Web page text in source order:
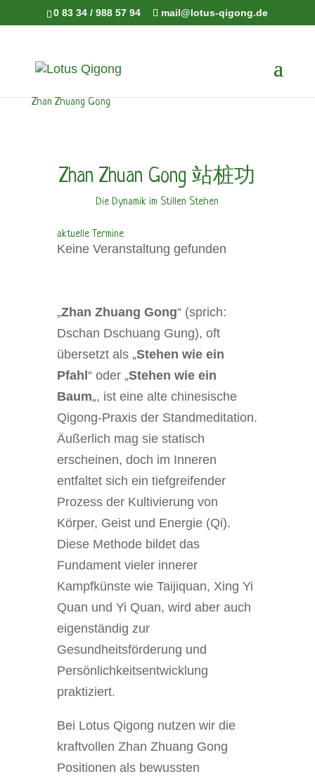
0 83 34 / 988 57 94 mail@lotus-qigong.de
Zhan Zhuang Gong
Zhan Zhuan Gong 站桩功
Die Dynamik im Stillen Stehen
aktuelle Termine
Keine Veranstaltung gefunden
„Zhan Zhuang Gong“ (sprich:
Dschan Dschuang Gung), oft
übersetzt als „Stehen wie ein
Pfahl “ oder „Stehen wie ein
Baum„, ist eine alte chinesische
Qigong-Praxis der Standmeditation.
Äußerlich mag sie statisch
erscheinen, doch im Inneren
entfaltet sich ein tiefgreifender
Prozess der Kultivierung von
Körper, Geist und Energie (Qi).
Diese Methode bildet das
Fundament vieler innerer
Kampfkünste wie Taijiquan, Xing Yi
Quan und Yi Quan, wird aber auch
eigenständig zur
Gesundheitsförderung und
Persönlichkeitsentwicklung
praktiziert.
Bei Lotus Qigong nutzen wir die
kraftvollen Zhan Zhuang Gong
Positionen als bewussten